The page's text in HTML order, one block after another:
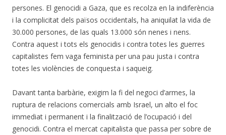
persones. El genocidi a Gaza, que es recolza en la indiferència
i la complicitat dels països occidentals, ha aniquilat la vida de
30.000 persones, de las quals 13.000 són nenes i nens.
Contra aquest i tots els genocidis i contra totes les guerres
capitalistes fem vaga feminista per una pau justa i contra
totes les violències de conquesta i saqueig.
Davant tanta barbàrie, exigim la fi del negoci d’armes, la
ruptura de relacions comercials amb Israel, un alto el foc
immediat i permanent i la finalització de l’ocupació i del
genocidi. Contra el mercat capitalista que passa per sobre de